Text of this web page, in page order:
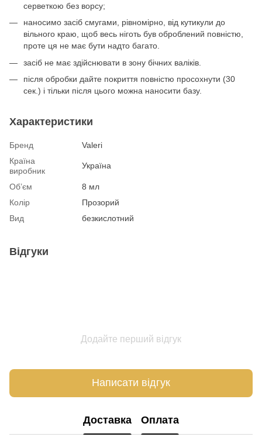
серветкою без ворсу;
наносимо засіб смугами, рівномірно, від кутикули до
вільного краю, щоб весь ніготь був оброблений повністю,
проте ця не має бути надто багато.
засіб не має здійснювати в зону бічних валіків.
після обробки дайте покриття повністю просохнути (30
сек.) і тільки після цього можна наносити базу.
Характеристики
Бренд
Valeri
Країна
виробник
Україна
Об’єм
8 мл
Колір
Прозорий
Вид
безкислотний
Відгуки
Додайте перший відгук
Написати відгук
Доставка Оплата